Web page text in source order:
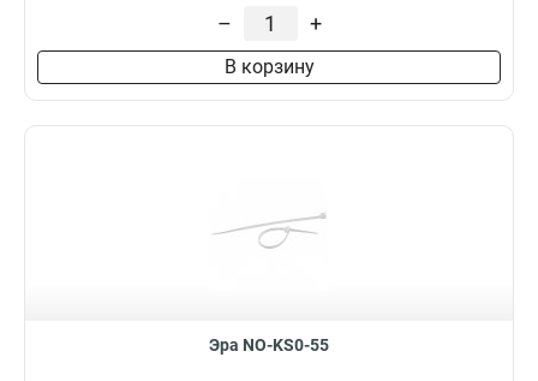
– +
В корзину
Эра NO-KS0-55